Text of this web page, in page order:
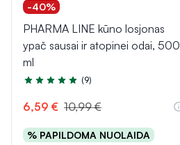
-40%
PHARMA LINE kūno losjonas
ypač sausai ir atopinei odai, 500
ml
Įvertinimas 5.0 iš 5
(9)
6,59 € 10,99 €
% PAPILDOMA NUOLAIDA